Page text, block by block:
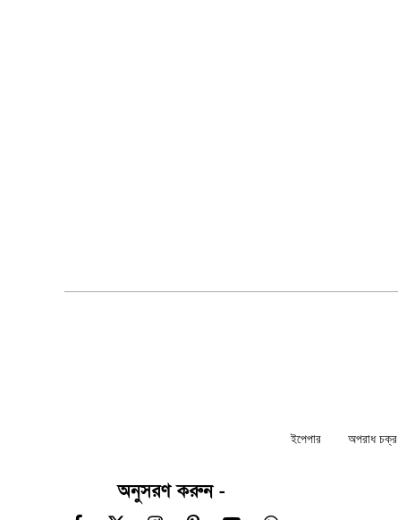
ইপেপার অপরাধ চক্র
অনুসরণ করুন -